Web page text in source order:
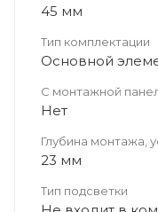
45 мм
Тип комплектации
Основной
С монтажной
Нет
Глубина монтажа,
23 мм
Тип подсветки